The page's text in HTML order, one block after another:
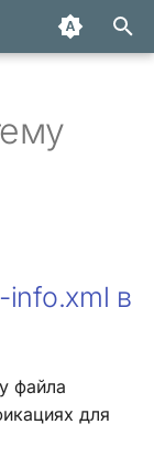
info.xml в
файла
для